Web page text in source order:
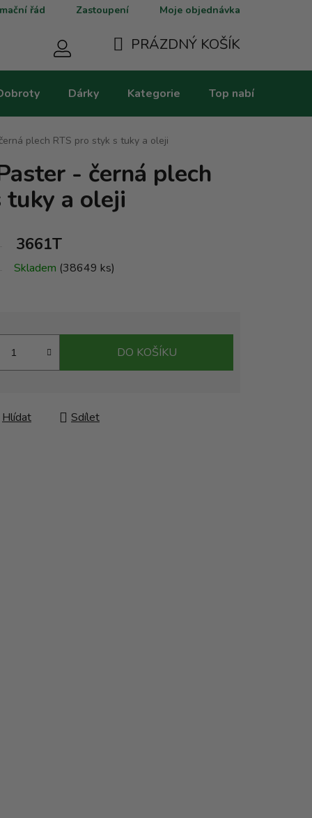
řád Zastoupení Moje objednávka
KOŠÍK
PRÁZDNÝ KOŠÍK
Dárky Kategorie Top nabídky
plech RTS pro styk s tuky a oleji
- černá plech
tuky a oleji
3661T
Skladem (38649 ks)
DO KOŠÍKU
Hlídat Sdílet